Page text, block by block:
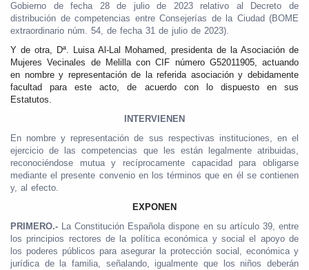
Gobierno de fecha 28 de julio de 2023 relativo al Decreto de
distribución de competencias entre Consejerías de la Ciudad (BOME
extraordinario núm. 54, de fecha 31 de julio de 2023).
Y de otra, Dª. Luisa Al-Lal Mohamed, presidenta de la Asociación de
Mujeres Vecinales de Melilla con CIF número G52011905, actuando
en nombre y representación de la referida asociación y debidamente
facultad para este acto, de acuerdo con lo dispuesto en sus
Estatutos.
INTERVIENEN
En nombre y representación de sus respectivas instituciones, en el
ejercicio de las competencias que les están legalmente atribuidas,
reconociéndose mutua y recíprocamente capacidad para obligarse
mediante el presente convenio en los términos que en él se contienen
y, al efecto.
EXPONEN
PRIMERO.- La Constitución Española dispone en su artículo 39, entre
los principios rectores de la política económica y social el apoyo de
los poderes públicos para asegurar la protección social, económica y
jurídica de la familia, señalando, igualmente que los niños deberán